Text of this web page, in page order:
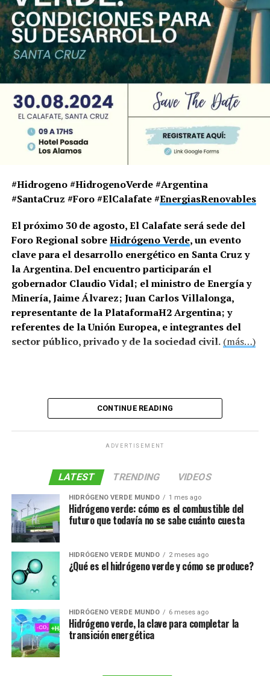
#Hidrogeno #HidrogenoVerde #Argentina
#SantaCruz #Foro #ElCalafate #EnergiasRenovables
El próximo 30 de agosto, El Calafate será sede del
Foro Regional sobreHidrógeno Verde, un evento
clave para el desarrollo energético en Santa Cruz y
la Argentina. Del encuentro participarán el
gobernador Claudio Vidal; el ministro de Energía y
Minería, Jaime Álvarez; Juan Carlos Villalonga,
representante de la PlataformaH2 Argentina; y
referentes de la Unión Europea, e integrantes del
sector público, privado y de la sociedad civil. (más…)
CONTINUE READING
ADVERTISEMENT
LATEST TRENDING VIDEOS
HIDRÓGENO VERDE MUNDO 1 mes ago
Hidrógeno verde: cómo es el combustible del
futuro que todavía no se sabe cuánto cuesta
HIDRÓGENO VERDE MUNDO 2 meses ago
¿Qué es el hidrógeno verde y cómo se produce?
HIDRÓGENO VERDE MUNDO 6 meses ago
Hidrógeno verde, la clave para completar la
transición energética